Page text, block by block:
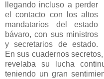
llegando incluso a perder
el contacto con los altos
mandatarios del estado
bávaro, con sus ministros
y secretarios de estado.
En sus cuadernos
revelaba su lucha
teniendo un gran